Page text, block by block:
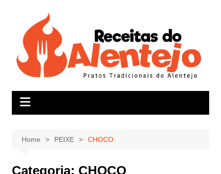
Home PEIXE CHOCO
Categoria: CHOCO